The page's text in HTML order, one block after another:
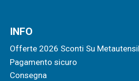
INFO
Offerte 2026 Sconti Su
Pagamento sicuro
Consegna